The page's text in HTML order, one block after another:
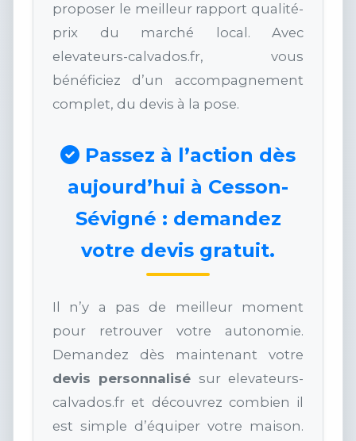
proposer le meilleur rapport qualité-
prix du marché local. Avec
elevateurs-calvados.fr, vous
bénéficiez d’un accompagnement
complet, du devis à la pose.
Passez à l’action dès
aujourd’hui à Cesson-
Sévigné : demandez
votre devis gratuit.
Il n’y a pas de meilleur moment
pour retrouver votre autonomie.
Demandez dès maintenant votre
devis personnalisé sur elevateurs-
calvados.fr et découvrez combien il
est simple d’équiper votre maison.